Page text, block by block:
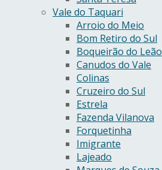
Vale do Taquari
Arroio do Meio
Bom Retiro do Sul
Boqueirão do Leão
Canudos do Vale
Colinas
Cruzeiro do Sul
Estrela
Fazenda Vilanova
Forquetinha
Imigrante
Lajeado